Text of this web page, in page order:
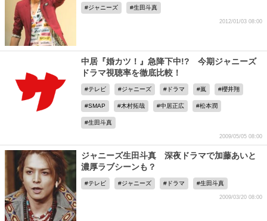
ジャニーズ 生田斗真
2012/01/03 08:00
中居『婚カツ！』急降下中!? 今期ジャニーズ
ドラマ視聴率を徹底比較！
テレビ ジャニーズ ドラマ 嵐 櫻井翔
SMAP 木村拓哉 中居正広 松本潤
生田斗真
2009/05/05 08:00
ジャニーズ生田斗真 深夜ドラマで加藤あいと
濃厚ラブシーンも？
テレビ ジャニーズ ドラマ 生田斗真
2009/03/20 08:00